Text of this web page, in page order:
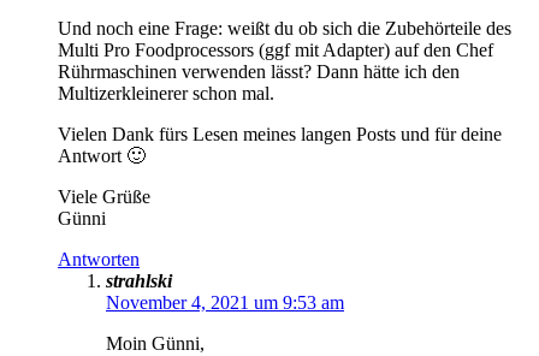
Und noch eine Frage: weißt du ob sich die Zubehörteile des
Multi Pro Foodprocessors (ggf mit Adapter) auf den Chef
Rührmaschinen verwenden lässt? Dann hätte ich den
Multizerkleinerer schon mal.
Vielen Dank fürs Lesen meines langen Posts und für deine
Antwort 🙂
Viele Grüße
Günni
Antworten
strahlski
November 4, 2021 um 9:53 am
Moin Günni,